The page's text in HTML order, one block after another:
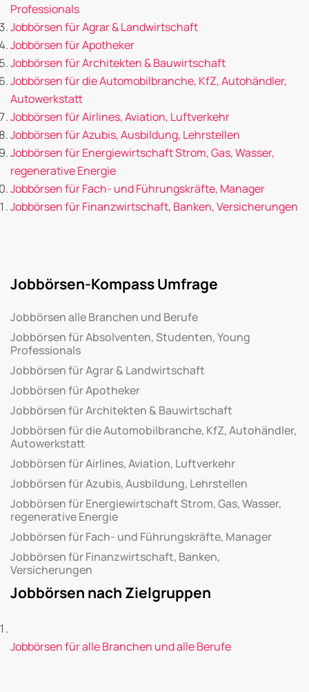
Professionals
Jobbörsen für Agrar & Landwirtschaft
Jobbörsen für Apotheker
Jobbörsen für Architekten & Bauwirtschaft
Jobbörsen für die Automobilbranche, KfZ, Autohändler,
Autowerkstatt
Jobbörsen für Airlines, Aviation, Luftverkehr
Jobbörsen für Azubis, Ausbildung, Lehrstellen
Jobbörsen für Energiewirtschaft Strom, Gas, Wasser,
regenerative Energie
Jobbörsen für Fach- und Führungskräfte, Manager
Jobbörsen für Finanzwirtschaft, Banken, Versicherungen
Jobbörsen-Kompass Umfrage
Jobbörsen alle Branchen und Berufe
Jobbörsen für Absolventen, Studenten, Young
Professionals
Jobbörsen für Agrar & Landwirtschaft
Jobbörsen für Apotheker
Jobbörsen für Architekten & Bauwirtschaft
Jobbörsen für die Automobilbranche, KfZ, Autohändler,
Autowerkstatt
Jobbörsen für Airlines, Aviation, Luftverkehr
Jobbörsen für Azubis, Ausbildung, Lehrstellen
Jobbörsen für Energiewirtschaft Strom, Gas, Wasser,
regenerative Energie
Jobbörsen für Fach- und Führungskräfte, Manager
Jobbörsen für Finanzwirtschaft, Banken,
Versicherungen
Jobbörsen nach Zielgruppen
Jobbörsen für alle Branchen und alle Berufe